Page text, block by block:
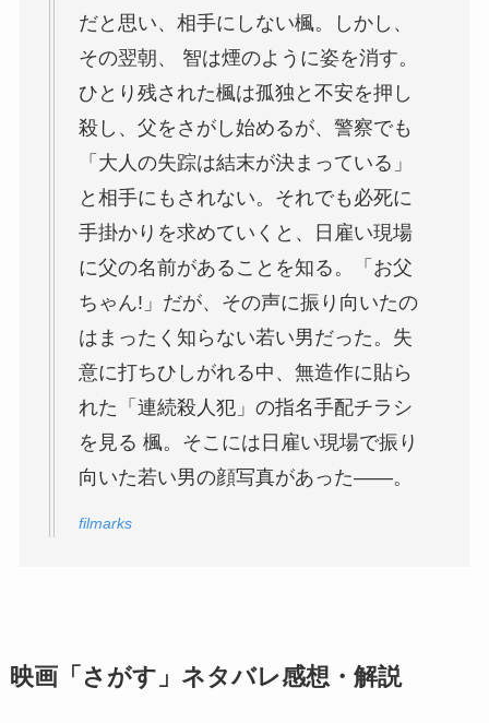
だと思い、相手にしない楓。しかし、
その翌朝、 智は煙のように姿を消す。
ひとり残された楓は孤独と不安を押し
殺し、父をさがし始めるが、警察でも
「大人の失踪は結末が決まっている」
と相手にもされない。それでも必死に
手掛かりを求めていくと、日雇い現場
に父の名前があることを知る。「お父
ちゃん!」だが、その声に振り向いたの
はまったく知らない若い男だった。失
意に打ちひしがれる中、無造作に貼ら
れた「連続殺人犯」の指名手配チラシ
を見る 楓。そこには日雇い現場で振り
向いた若い男の顔写真があった――。
filmarks
映画「さがす」ネタバレ感想・解説